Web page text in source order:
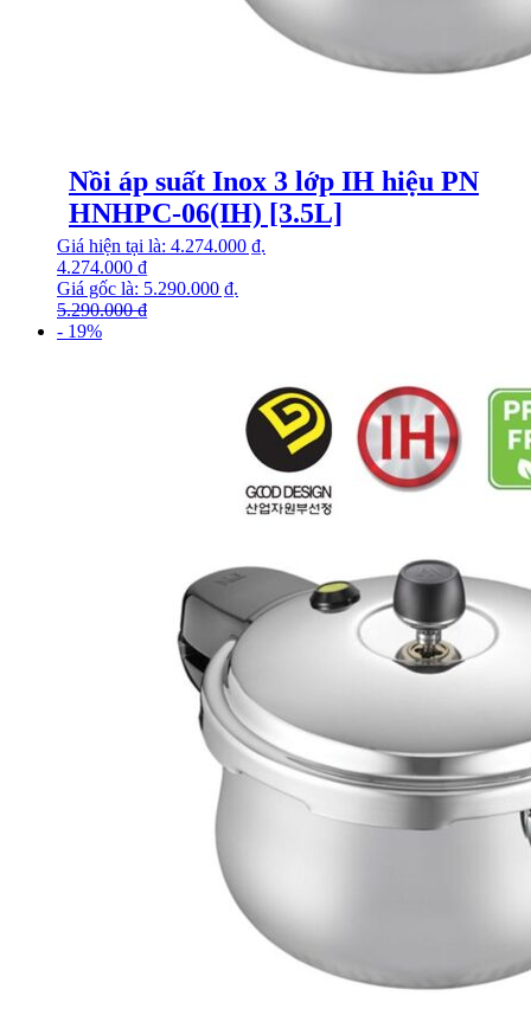
Nồi áp suất Inox 3 lớp IH hiệu PN
HNHPC-06(IH) [3.5L]
5.290.000₫
Giá gốc là: 5.290.000 ₫.
4.274.000 ₫
Giá hiện tại là: 4.274.000 ₫.
- 19%